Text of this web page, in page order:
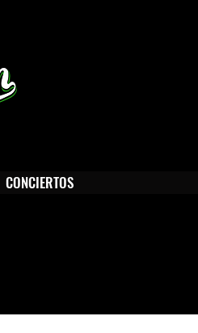
CONCIERTOS